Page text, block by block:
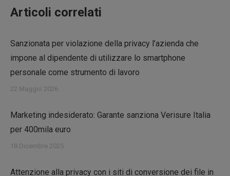
Articoli correlati
Sanzionata per violazione della privacy l’azienda che
impone al dipendente di utilizzare lo smartphone
personale come strumento di lavoro
22 Maggio 2026
Marketing indesiderato: Garante sanziona Verisure Italia
per 400mila euro
18 Dicembre 2025
Attenzione alla privacy con i siti di conversione dei file in